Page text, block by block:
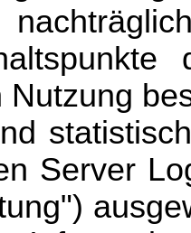
Nutzung
Server